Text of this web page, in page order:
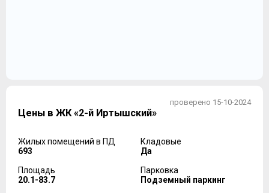
проверено 15-10-2024
Цены в ЖК «2-й Иртышский»
Жилых помещений в ПД
693
Площадь
20.1-83.7
Кладовые
Да
Парковка
Подземный паркинг